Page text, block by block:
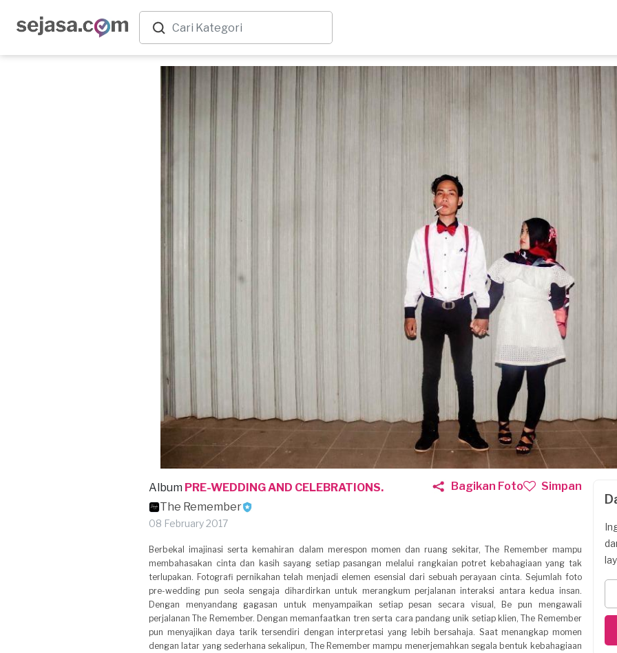
Album PRE-WEDDING AND CELEBRATIONS.
The Remember
08 February 2017
Bagikan Foto Simpan
Berbekal imajinasi serta kemahiran dalam merespon momen dan ruang sekitar, The Remember mampu
membahasakan cinta dan kasih sayang setiap pasangan melalui rangkaian potret kebahagiaan yang tak
terlupakan. Fotografi pernikahan telah menjadi elemen esensial dari sebuah perayaan cinta. Sejumlah foto
pre-wedding pun seola sengaja dihardirkan untuk merangkum perjalanan interaksi antara kedua insan.
Dengan menyandang gagasan untuk menyampaikan setiap pesan secara visual, Be pun mengawali
perjalanan The Remember. Dengan memanfaatkan tren serta cara pandang unik setiap klien, The Remember
pun menyajikan daya tarik tersendiri dengan interpretasi yang lebih bersahaja. Saat menangkap momen
dengan latar yang sederhana sekalipun, The Remember mampu menerjemahkan segala bentuk kebahagiaan